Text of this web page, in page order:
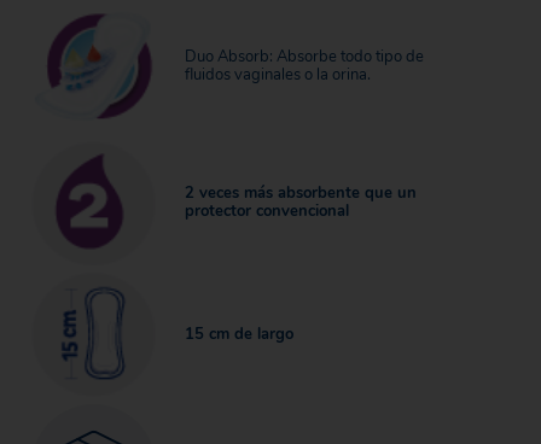
Duo Absorb: Absorbe todo tipo de
fluidos vaginales o la orina.
2 veces más absorbente que un
protector convencional
15 cm de largo